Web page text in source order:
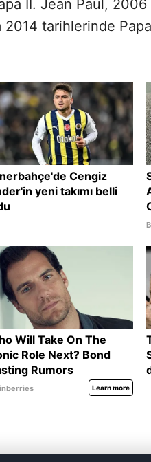
II. Jean Paul,
2014 tarihlerinde